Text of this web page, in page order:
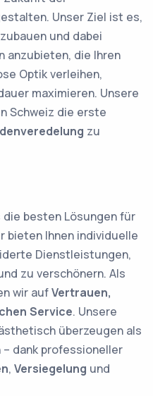
Unser Ziel ist es,
und dabei
anzubieten, die Ihren
Optik verleihen,
maximieren. Unsere
Schweiz die erste
zu
besten Lösungen für
bieten Ihnen individuelle
Dienstleistungen,
zu verschönern. Als
wir aufVertrauen,
Service. Unsere
überzeugen als
dank professioneller
, Versiegelung und